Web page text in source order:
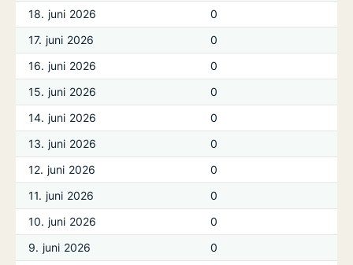
18. juni 2026
0
17. juni 2026
0
16. juni 2026
0
15. juni 2026
0
14. juni 2026
0
13. juni 2026
0
12. juni 2026
0
11. juni 2026
0
10. juni 2026
0
9. juni 2026
0